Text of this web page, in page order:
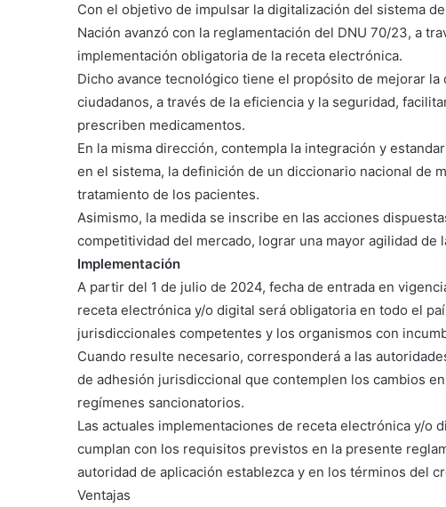
Con el objetivo de impulsar la digitalización del sistema
Nación avanzó con la reglamentación del DNU 70/23, a
implementación obligatoria de la receta electrónica.
Dicho avance tecnológico tiene el propósito de mejorar
ciudadanos, a través de la eficiencia y la seguridad,
prescriben medicamentos.
En la misma dirección, contempla la integración y
en el sistema, la definición de un diccionario nacional de
tratamiento de los pacientes.
Asimismo, la medida se inscribe en las acciones
competitividad del mercado, lograr una mayor agilidad de
Implementación
A partir del 1 de julio de 2024, fecha de entrada en
receta electrónica y/o digital será obligatoria en todo el
jurisdiccionales competentes y los organismos con
Cuando resulte necesario, corresponderá a las
de adhesión jurisdiccional que contemplen los cambios
regímenes sancionatorios.
Las actuales implementaciones de receta electrónica y/o
cumplan con los requisitos previstos en la presente
autoridad de aplicación establezca y en los términos del
Ventajas